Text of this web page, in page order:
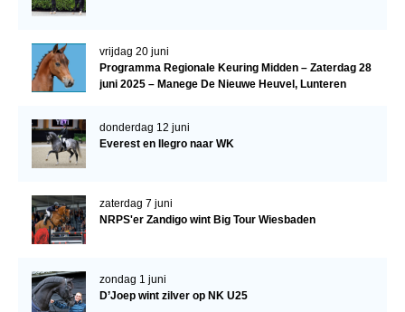
vrijdag 20 juni
Programma Regionale Keuring Midden – Zaterdag 28
juni 2025 – Manege De Nieuwe Heuvel, Lunteren
donderdag 12 juni
Everest en Ilegro naar WK
zaterdag 7 juni
NRPS'er Zandigo wint Big Tour Wiesbaden
zondag 1 juni
D’Joep wint zilver op NK U25